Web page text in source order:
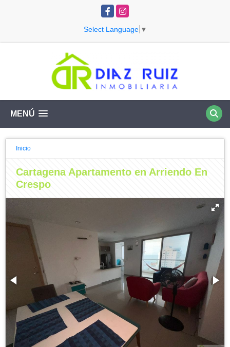
FacebookInstagram
Select Language ▼
MENÚ
Inicio
Cartagena Apartamento en Arriendo En
Crespo